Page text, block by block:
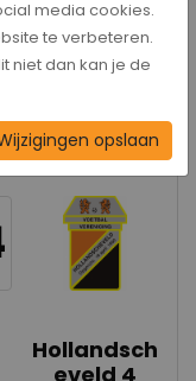
Hollandsch
eveld 4
media cookies.
te verbeteren.
niet dan kan je de
opslaan